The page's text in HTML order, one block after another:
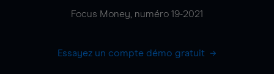
Focus Money, numéro 19-2021
Essayez un compte démo gratuit